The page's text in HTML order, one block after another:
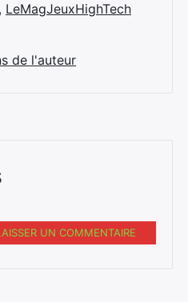
, LeMagJeuxHighTech
de l'auteur
UN COMMENTAIRE